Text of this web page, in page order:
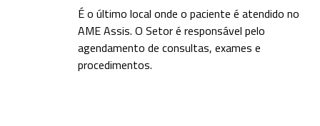
É o último local onde o paciente é atendido no
AME Assis. O Setor é responsável pelo
agendamento de consultas, exames e
procedimentos.